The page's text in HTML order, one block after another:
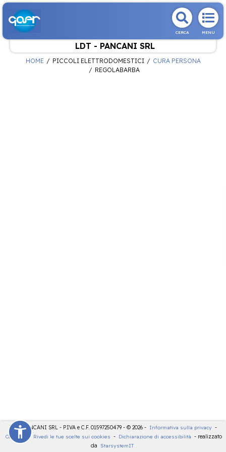
CERCA MENU
LDT - PANCANI SRL
HOME PICCOLI ELETTRODOMESTICI
CURA PERSONA
REGOLABARBA
LDT - PANCANI SRL - P.IVA e C.F. 01597250479 - © 2026 - Informativa sulla privacy -
Cookies
- Rivedi le tue scelte sui cookies - Dichiarazione di accessibilità - realizzato
da
StarsystemIT